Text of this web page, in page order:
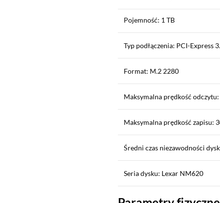
Pojemność: 1 TB
Typ podłączenia: PCI-Express
Format: M.2 2280
Maksymalna prędkość
Maksymalna prędkość zapisu:
Średni czas niezawodności
Seria dysku: Lexar NM620